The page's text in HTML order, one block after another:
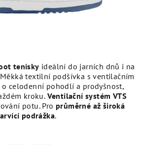
tenisky ideální do jarních dnů i na
textilní podšívka s ventilačním
o celodenní pohodlí a prodyšnost,
kroku. Ventilační systém VTS
potu. Pro průměrné až široká
podrážka.